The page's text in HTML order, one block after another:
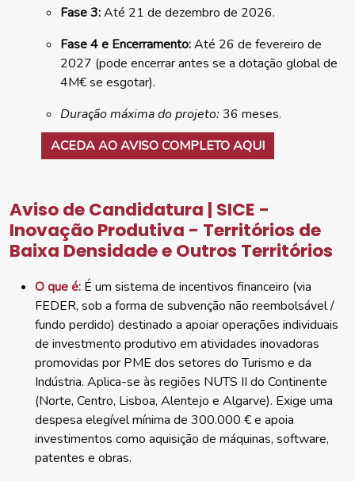
Fase 3:Até 21 de dezembro de 2026.
Fase 4 e Encerramento:Até 26 de fevereiro de
2027 (pode encerrar antes se a dotação global de
4M€ se esgotar).
Duração máxima do projeto: 36 meses.
ACEDA AO AVISO COMPLETO AQUI
Aviso de Candidatura | SICE -
Inovação Produtiva - Territórios de
Baixa Densidade e Outros Territórios
O que é: É um sistema de incentivos financeiro (via
FEDER, sob a forma de subvenção não reembolsável /
fundo perdido) destinado a apoiar operações individuais
de investmento produtivo em atividades inovadoras
promovidas por PME dos setores do Turismo e da
Indústria. Aplica-se às regiões NUTS II do Continente
(Norte, Centro, Lisboa, Alentejo e Algarve). Exige uma
despesa elegível mínima de 300.000 € e apoia
investimentos como aquisição de máquinas, software,
patentes e obras.